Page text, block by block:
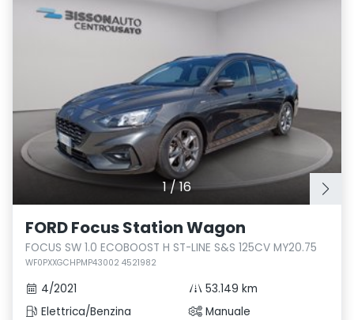
1/16
FORD Focus Station Wagon
FOCUS SW 1.0 ECOBOOST H ST-LINE S&S 125CV MY20.75
WF0PXXGCHPMP43002 4521982
4/2021
53.149 km
Elettrica/Benzina
Manuale